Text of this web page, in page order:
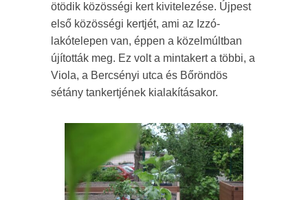
ötödik közösségi kert kivitelezése. Újpest
első közösségi kertjét, ami az Izzó-
lakótelepen van, éppen a közelmúltban
újították meg. Ez volt a mintakert a többi, a
Viola, a Bercsényi utca és Bőröndös
sétány tankertjének kialakításakor.